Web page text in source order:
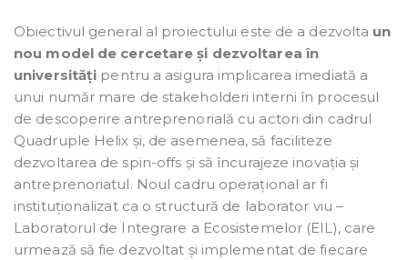
Obiectivul general al proiectului este de a dezvolta un
nou model de cercetare și dezvoltarea în
universități pentru a asigura implicarea imediată a
unui număr mare de stakeholderi interni în procesul
de descoperire antreprenorială cu actori din cadrul
Quadruple Helix și, de asemenea, să faciliteze
dezvoltarea de spin-offs și să încurajeze inovația și
antreprenoriatul. Noul cadru operațional ar fi
instituționalizat ca o structură de laborator viu –
Laboratorul de Integrare a Ecosistemelor (EIL), care
urmează să fie dezvoltat și implementat de fiecare